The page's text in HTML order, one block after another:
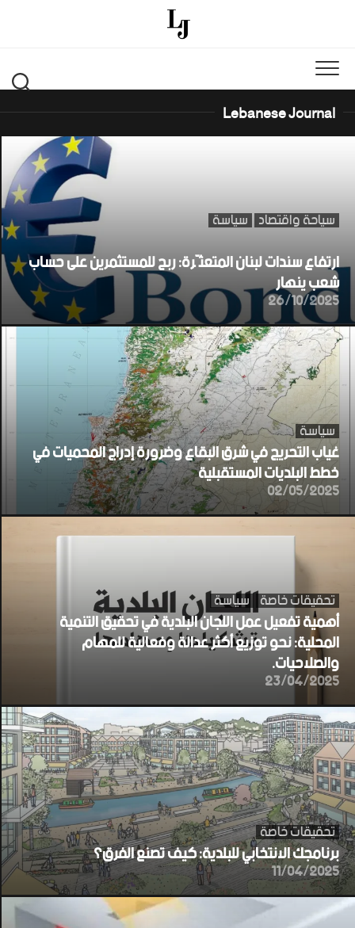
Lebanese Journal
سياحة واقتصاد سياسة
ارتفاع سندات لبنان المتعثّرة: ربح للمستثمرين على حساب
شعب ينهار
26/10/2025
سياسة
غياب التحريج في شرق البقاع وضرورة إدراج المحميات في
خطط البلديات المستقبلية
02/05/2025
تحقيقات خاصة سياسة
أهمية تفعيل عمل اللجان البلدية في تحقيق التنمية
المحلية: نحو توزيع أكثر عدالة وفعالية للمهام
والصلاحيات.
23/04/2025
تحقيقات خاصة
برنامجك الانتخابي للبلدية: كيف تصنع الفرق؟
11/04/2025